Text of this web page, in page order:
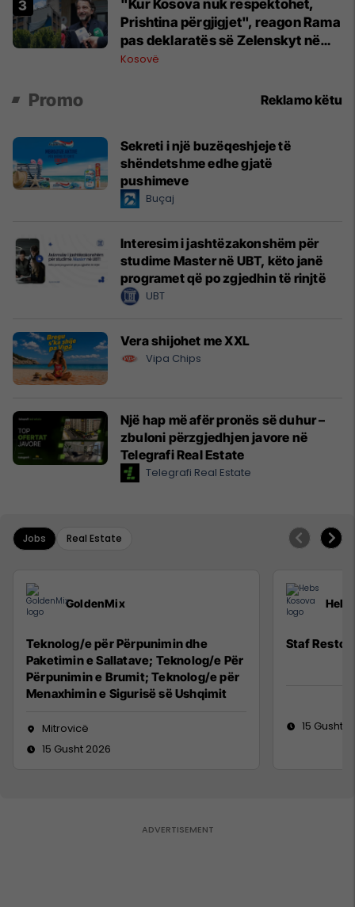
"Kur Kosova nuk respektohet,
Prishtina përgjigjet", reagon Rama
pas deklaratës së Zelenskyt në
Beograd
Kosovë
Promo Reklamo këtu
Sekreti i një buzëqeshjeje të
shëndetshme edhe gjatë
pushimeve
Buçaj
Interesim i jashtëzakonshëm për
studime Master në UBT, këto janë
programet që po zgjedhin të rinjtë
UBT
Vera shijohet me XXL
Vipa Chips
Një hap më afër pronës së duhur –
zbuloni përzgjedhjen javore në
Telegrafi Real Estate
Telegrafi Real Estate
Jobs Real Estate
GoldenMix
Teknolog/e për Përpunimin dhe
Paketimin e Sallatave; Teknolog/e Për
Përpunimin e Brumit; Teknolog/e për
Menaxhimin e Sigurisë së Ushqimit
Mitrovicë
15 Gusht 2026
Staf
15 Gusht